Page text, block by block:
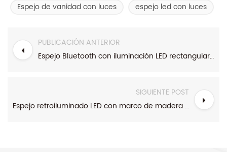
Espejo de vanidad con luces
espejo led con luces
PUBLICACIÓN ANTERIOR
Espejo Bluetooth con iluminación LED rectangular contemporáneo para venta al por mayor
SIGUIENTE POST
Espejo retroiluminado LED con marco de madera rectangular contemporáneo